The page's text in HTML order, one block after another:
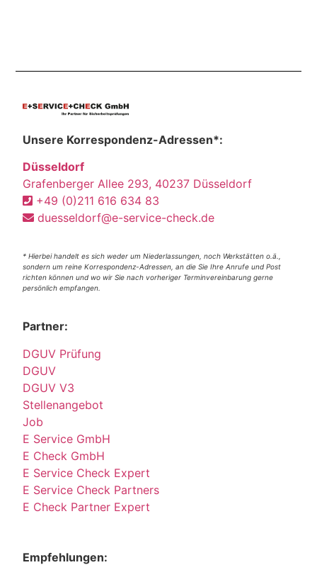
Unsere Korrespondenz-Adressen*:
Düsseldorf
Grafenberger Allee 293, 40237 Düsseldorf
+49 (0)211 616 634 83
duesseldorf@e-service-check.de
* Hierbei handelt es sich weder um Niederlassungen, noch Werkstätten o.ä.,
sondern um reine Korrespondenz-Adressen, an die Sie Ihre Anrufe und Post
richten können und wo wir Sie nach vorheriger Terminvereinbarung gerne
persönlich empfangen.
Partner:
DGUV Prüfung
DGUV
DGUV V3
Stellenangebot
Job
E Service GmbH
E Check GmbH
E Service Check Expert
E Service Check Partners
E Check Partner Expert
Empfehlungen: